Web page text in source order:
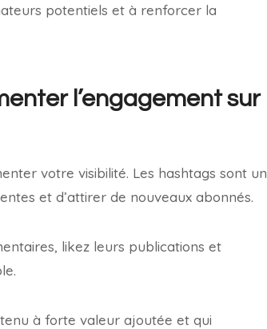
potentiels et à renforcer la
l’engagement sur
votre visibilité. Les hashtags sont un
et d’attirer de nouveaux abonnés.
likez leurs publications et
à forte valeur ajoutée et qui